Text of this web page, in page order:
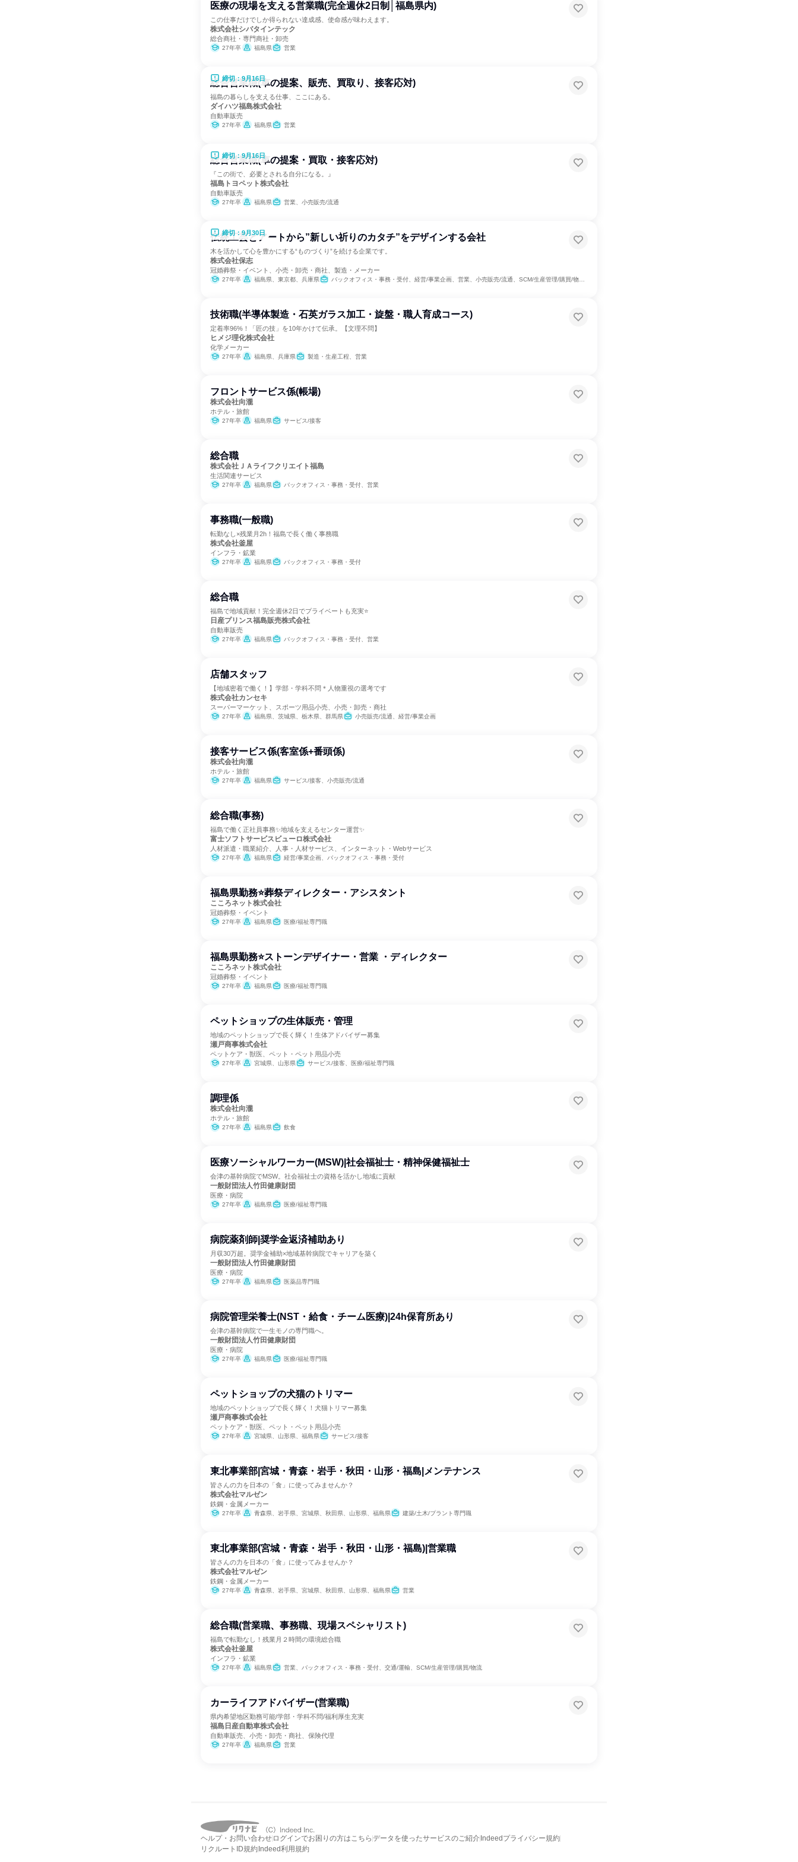
医療の現場を支える営業職(完全週休2日制│福島県内)
この仕事だけでしか得られない達成感、使命感が味わえます。
株式会社シバタインテック
総合商社・専門商社・卸売
27年卒 福島県 営業
締切：9月16日
総合営業職(車の提案、販売、買取り、接客応対)
福島の暮らしを支える仕事、ここにある。
ダイハツ福島株式会社
自動車販売
27年卒 福島県 営業
締切：9月16日
総合営業職(車の提案・買取・接客応対)
『この街で、必要とされる自分になる。』
福島トヨペット株式会社
自動車販売
27年卒 福島県 営業、小売販売/流通
締切：9月30日
伝統工芸とアートから”新しい祈りのカタチ”をデザインする会社
木を活かして心を豊かにする“ものづくり”を続ける企業です。
株式会社保志
冠婚葬祭・イベント、小売・卸売・商社、製造・メーカー
27年卒 福島県、東京都、兵庫県 バックオフィス・事務・受付、経営/事業企画、営業、小売販売/流通、SCM/生産管理/購買/物流、人事、総務、IT、クリエイティブ/デザイン職、出版/メディア/芸能/エンタメ専門職、商品企画、製造・生産工程、マーケティング・広告・宣伝、マーケティング・広報・広告・宣伝系職種
技術職(半導体製造・石英ガラス加工・旋盤・職人育成コース)
定着率96%！「匠の技」を10年かけて伝承。【文理不問】
ヒメジ理化株式会社
化学メーカー
27年卒 福島県、兵庫県 製造・生産工程、営業
フロントサービス係(帳場)
株式会社向瀧
ホテル・旅館
27年卒 福島県 サービス/接客
総合職
株式会社ＪＡライフクリエイト福島
生活関連サービス
27年卒 福島県 バックオフィス・事務・受付、営業
事務職(一般職)
転勤なし×残業月2h！福島で長く働く事務職
株式会社釜屋
インフラ・鉱業
27年卒 福島県 バックオフィス・事務・受付
総合職
福島で地域貢献！完全週休2日でプライベートも充実⭐
日産プリンス福島販売株式会社
自動車販売
27年卒 福島県 バックオフィス・事務・受付、営業
店舗スタッフ
【地域密着で働く！】学部・学科不問＊人物重視の選考です
株式会社カンセキ
スーパーマーケット、スポーツ用品小売、小売・卸売・商社
27年卒 福島県、茨城県、栃木県、群馬県 小売販売/流通、経営/事業企画
接客サービス係(客室係+番頭係)
株式会社向瀧
ホテル・旅館
27年卒 福島県 サービス/接客、小売販売/流通
総合職(事務)
福島で働く正社員事務✨地域を支えるセンター運営✨
富士ソフトサービスビューロ株式会社
人材派遣・職業紹介、人事・人材サービス、インターネット・Webサービス
27年卒 福島県 経営/事業企画、バックオフィス・事務・受付
福島県勤務⭐葬祭ディレクター・アシスタント
こころネット株式会社
冠婚葬祭・イベント
27年卒 福島県 医療/福祉専門職
福島県勤務⭐ストーンデザイナー・営業 ・ディレクター
こころネット株式会社
冠婚葬祭・イベント
27年卒 福島県 医療/福祉専門職
ペットショップの生体販売・管理
地域のペットショップで長く輝く！生体アドバイザー募集
瀬戸商事株式会社
ペットケア・獣医、ペット・ペット用品小売
27年卒 宮城県、山形県 サービス/接客、医療/福祉専門職
調理係
株式会社向瀧
ホテル・旅館
27年卒 福島県 飲食
医療ソーシャルワーカー(MSW)|社会福祉士・精神保健福祉士
会津の基幹病院でMSW。社会福祉士の資格を活かし地域に貢献
一般財団法人竹田健康財団
医療・病院
27年卒 福島県 医療/福祉専門職
病院薬剤師|奨学金返済補助あり
月収30万超。奨学金補助×地域基幹病院でキャリアを築く
一般財団法人竹田健康財団
医療・病院
27年卒 福島県 医薬品専門職
病院管理栄養士(NST・給食・チーム医療)|24h保育所あり
会津の基幹病院で一生モノの専門職へ。
一般財団法人竹田健康財団
医療・病院
27年卒 福島県 医療/福祉専門職
ペットショップの犬猫のトリマー
地域のペットショップで長く輝く！犬猫トリマー募集
瀬戸商事株式会社
ペットケア・獣医、ペット・ペット用品小売
27年卒 宮城県、山形県、福島県 サービス/接客
東北事業部|宮城・青森・岩手・秋田・山形・福島|メンテナンス
皆さんの力を日本の「食」に使ってみませんか？
株式会社マルゼン
鉄鋼・金属メーカー
27年卒 青森県、岩手県、宮城県、秋田県、山形県、福島県 建築/土木/プラント専門職
東北事業部(宮城・青森・岩手・秋田・山形・福島)|営業職
皆さんの力を日本の「食」に使ってみませんか？
株式会社マルゼン
鉄鋼・金属メーカー
27年卒 青森県、岩手県、宮城県、秋田県、山形県、福島県 営業
総合職(営業職、事務職、現場スペシャリスト)
福島で転勤なし！残業月２時間の環境総合職
株式会社釜屋
インフラ・鉱業
27年卒 福島県 営業、バックオフィス・事務・受付、交通/運輸、SCM/生産管理/購買/物流
カーライフアドバイザー(営業職)
県内希望地区勤務可能/学部・学科不問/福利厚生充実
福島日産自動車株式会社
自動車販売、小売・卸売・商社、保険代理
27年卒 福島県 営業
ヘルプ・お問い合わせ ログインでお困りの方はこちら データを使ったサービスのご紹介 Indeedプライバシー規約
リクルートID規約 Indeed利用規約